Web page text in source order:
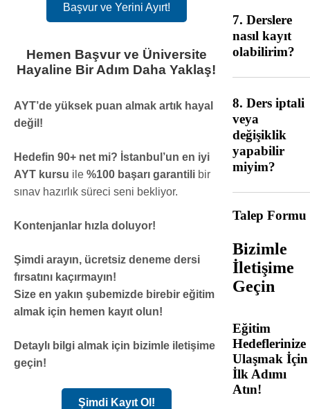
Başvur ve Yerini Ayırt!
Hemen Başvur ve Üniversite
Hayaline Bir Adım Daha Yaklaş!
AYT’de yüksek puan almak artık hayal
değil!
Hedefin 90+ net mi? İstanbul’un en iyi
AYT kursu ile %100 başarı garantili bir
sınav hazırlık süreci seni bekliyor.
Kontenjanlar hızla doluyor!
Şimdi arayın, ücretsiz deneme dersi
fırsatını kaçırmayın!
Size en yakın şubemizde birebir eğitim
almak için hemen kayıt olun!
Detaylı bilgi almak için bizimle iletişime
geçin!
Şimdi Kayıt Ol!
7. Derslere
nasıl kayıt
olabilirim?
8. Ders iptali
veya
değişiklik
yapabilir
miyim?
Talep Formu
Bizimle
İletişime
Geçin
Eğitim
Hedeflerinize
Ulaşmak İçin
İlk Adımı
Atın!